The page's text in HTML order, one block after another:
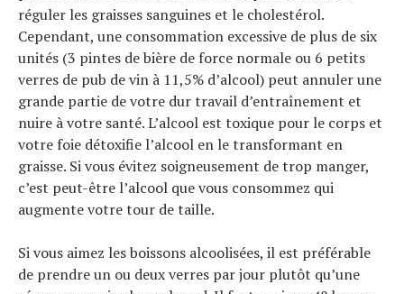
réguler les graisses sanguines et le cholestérol.
Cependant, une consommation excessive de plus de six
unités (3 pintes de bière de force normale ou 6 petits
verres de pub de vin à 11,5% d’alcool) peut annuler une
grande partie de votre dur travail d’entraînement et
nuire à votre santé. L’alcool est toxique pour le corps et
votre foie détoxifie l’alcool en le transformant en
graisse. Si vous évitez soigneusement de trop manger,
c’est peut-être l’alcool que vous consommez qui
augmente votre tour de taille.
Si vous aimez les boissons alcoolisées, il est préférable
de prendre un ou deux verres par jour plutôt qu’une